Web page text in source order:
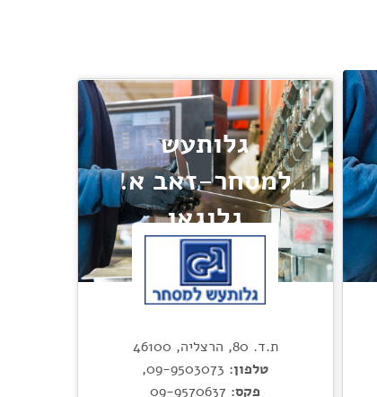
גלותעש
למסחר-זאב א.
גלוגאו
ת.ד. 80, הרצליה, 46100
טלפון: 09-9503073
,
פקס: 09-9570637